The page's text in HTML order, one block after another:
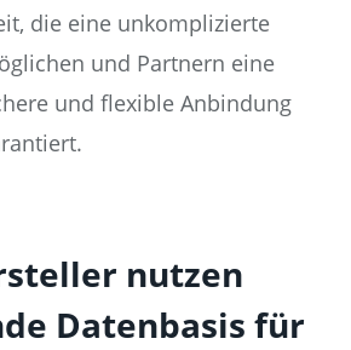
die eine unkomplizierte
und Partnern eine
und flexible Anbindung
nutzen
Datenbasis für